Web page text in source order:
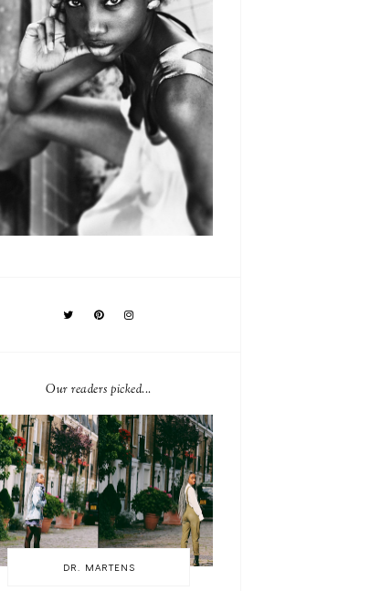
Our readers picked...
DR. MARTENS